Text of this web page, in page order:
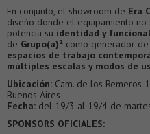
En conjunto, el showroom de Era
diseño donde el equipamiento
potencia su identidad y
de Grupo(a)² como generador de
espacios de trabajo
múltiples escalas y modos de
Ubicación: Cam. de los Remeros
Buenos Aires
Fecha: del 19/3 al 19/4 de
SPONSORS OFICIALES: